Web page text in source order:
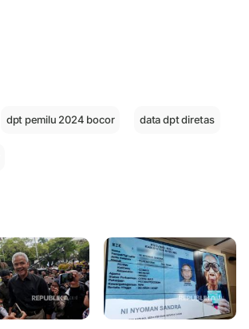
dpt pemilu 2024 bocor data dpt diretas